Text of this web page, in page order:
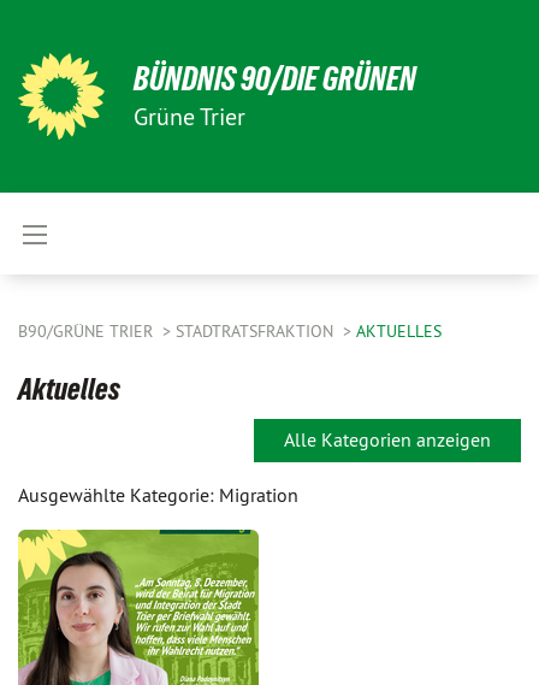
BÜNDNIS 90/DIE GRÜNEN
Grüne Trier
B90/GRÜNE TRIER STADTRATSFRAKTION AKTUELLES
Aktuelles
Alle Kategorien anzeigen
Ausgewählte Kategorie: Migration